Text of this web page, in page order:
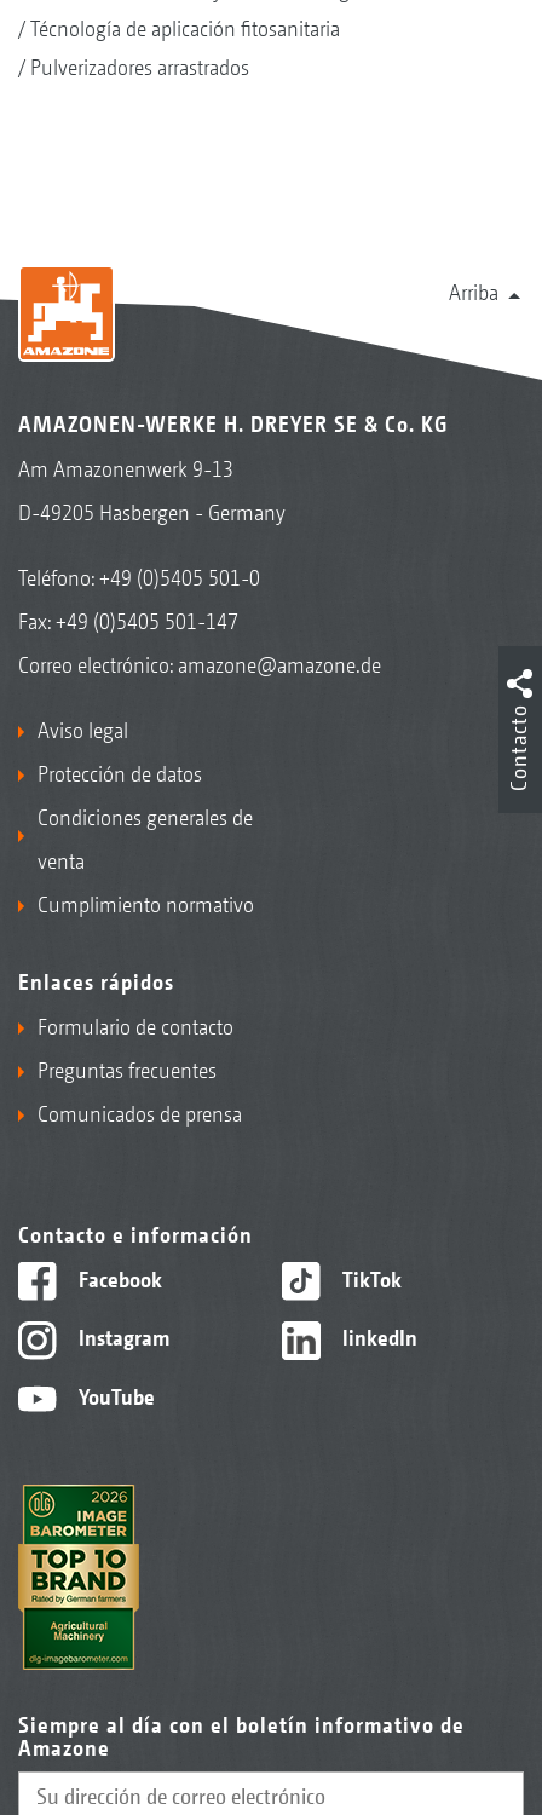
Técnología de aplicación fitosanitaria
Pulverizadores arrastrados
Arriba
AMAZONEN-WERKE H. DREYER SE & Co. KG
Am Amazonenwerk 9-13
D-49205 Hasbergen - Germany
Teléfono:+49 (0)5405 501-0
Fax: +49 (0)5405 501-147
Correo electrónico: amazone@amazone.de
Aviso legal
Protección de datos
Condiciones generales de
venta
Cumplimiento normativo
Enlaces rápidos
Formulario de contacto
Preguntas frecuentes
Comunicados de prensa
Contacto e información
Facebook
Instagram
YouTube
TikTok
linkedIn
Siempre al día con el boletín informativo de
Amazone
Contacto